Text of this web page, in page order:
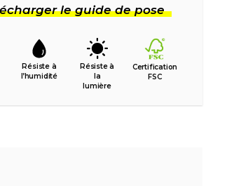
le guide de pose
Résiste à
l’humidité
Résiste à
la
lumière
Certification
FSC